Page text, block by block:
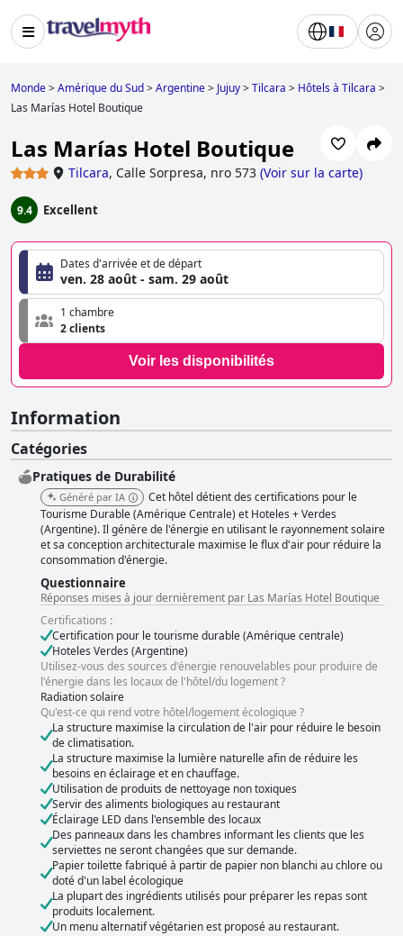
Monde>Amérique du Sud>Argentine> Jujuy>Tilcara > Hôtels à Tilcara >
Las Marías Hotel Boutique
Las Marías Hotel Boutique
Tilcara, Calle Sorpresa, nro 573 (Voir sur la carte)
9.4 Excellent
Dates d'arrivée et de départ
ven. 28 août - sam. 29 août
1 chambre
2 clients
Voir les disponibilités
Information
Catégories
Pratiques de Durabilité
Généré par IA
Cet hôtel détient des certifications pour le
Tourisme Durable (Amérique Centrale) et Hoteles + Verdes
(Argentine). Il génère de l'énergie en utilisant le rayonnement solaire
et sa conception architecturale maximise le flux d'air pour réduire la
consommation d'énergie.
Questionnaire
Réponses mises à jour dernièrement par Las Marías Hotel Boutique
Certifications :
Certification pour le tourisme durable (Amérique centrale)
Hoteles Verdes (Argentine)
Utilisez-vous des sources d'énergie renouvelables pour produire de
l'énergie dans les locaux de l'hôtel/du logement ?
Radiation solaire
Qu'est-ce qui rend votre hôtel/logement écologique ?
La structure maximise la circulation de l'air pour réduire le besoin
de climatisation.
La structure maximise la lumière naturelle afin de réduire les
besoins en éclairage et en chauffage.
Utilisation de produits de nettoyage non toxiques
Servir des aliments biologiques au restaurant
Éclairage LED dans l'ensemble des locaux
Des panneaux dans les chambres informant les clients que les
serviettes ne seront changées que sur demande.
Papier toilette fabriqué à partir de papier non blanchi au chlore ou
doté d'un label écologique
La plupart des ingrédients utilisés pour préparer les repas sont
produits localement.
Un menu alternatif végétarien est proposé au restaurant.